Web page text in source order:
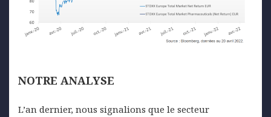
NOTRE ANALYSE
L’an dernier, nous signalions que le secteur